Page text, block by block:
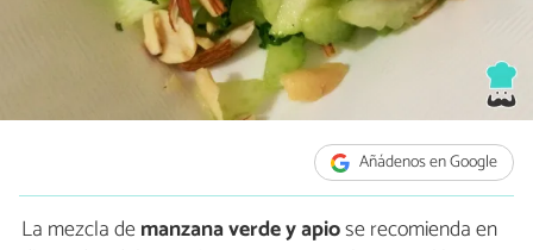
Añádenos en Google
La mezcla demanzana verde y apiose recomienda en